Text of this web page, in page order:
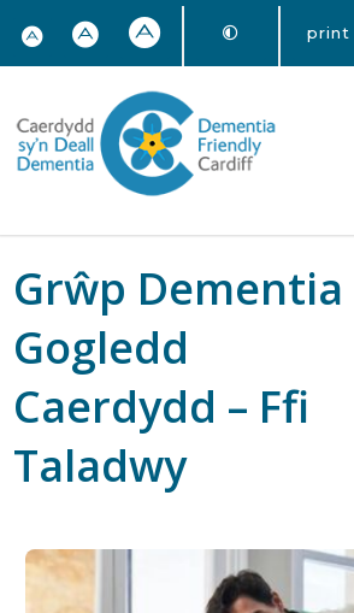
print
Grŵp Dementia
Gogledd
Caerdydd – Ffi
Taladwy